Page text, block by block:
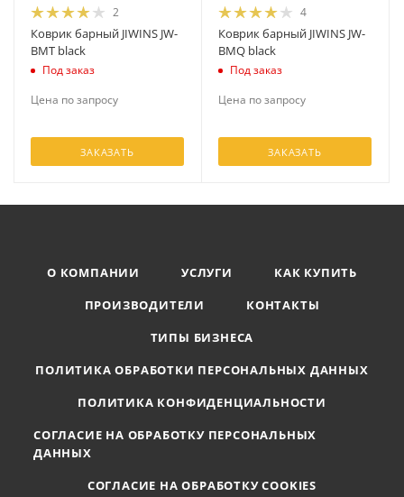
2
Коврик барный JIWINS JW-
BMT black
Под заказ
Цена по запросу
ЗАКАЗАТЬ
4
Коврик барный JIWINS JW-
BMQ black
Под заказ
Цена по запросу
ЗАКАЗАТЬ
О КОМПАНИИ УСЛУГИ
КАК КУПИТЬ
ПРОИЗВОДИТЕЛИ
КОНТАКТЫ
ТИПЫ БИЗНЕСА
ПОЛИТИКА ОБРАБОТКИ ПЕРСОНАЛЬНЫХ ДАННЫХ
ПОЛИТИКА КОНФИДЕНЦИАЛЬНОСТИ
СОГЛАСИЕ НА ОБРАБОТКУ ПЕРСОНАЛЬНЫХ
ДАННЫХ
СОГЛАСИЕ НА ОБРАБОТКУ COOKIES